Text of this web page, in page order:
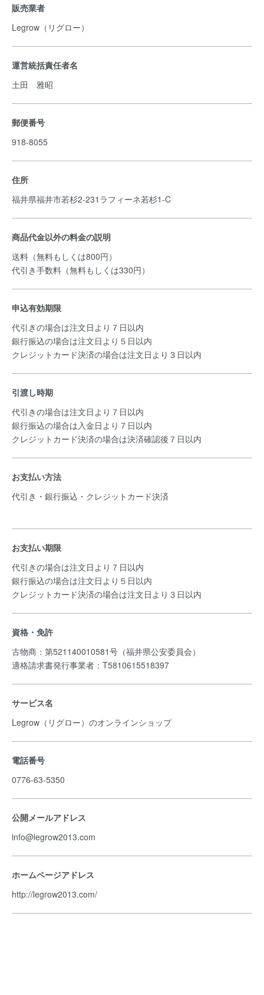
販売業者
Legrow（リグロー）
運営統括責任者名
土田 雅昭
郵便番号
918-8055
住所
福井県福井市若杉2-231ラフィーネ若杉1-C
商品代金以外の料金の説明
送料（無料もしくは800円）
代引き手数料（無料もしくは330円）
申込有効期限
代引きの場合は注文日より７日以内
銀行振込の場合は注文日より５日以内
クレジットカード決済の場合は注文日より３日以内
引渡し時期
代引きの場合は注文日より７日以内
銀行振込の場合は入金日より７日以内
クレジットカード決済の場合は決済確認後７日以内
お支払い方法
代引き・銀行振込・クレジットカード決済
お支払い期限
代引きの場合は注文日より７日以内
銀行振込の場合は注文日より５日以内
クレジットカード決済の場合は注文日より３日以内
資格・免許
古物商：第521140010581号（福井県公安委員会）
適格請求書発行事業者：T5810615518397
サービス名
Legrow（リグロー）のオンラインショップ
電話番号
0776-63-5350
公開メールアドレス
info@legrow2013.com
ホームページアドレス
http://legrow2013.com/